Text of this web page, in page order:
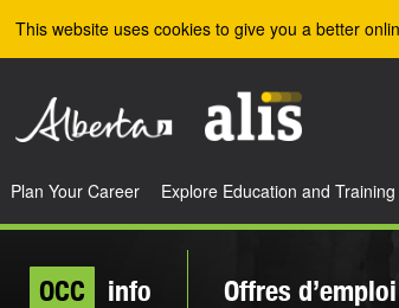
This website uses cookies to give you a better
Plan Your Career Explore Education and Training
OCC info Offres